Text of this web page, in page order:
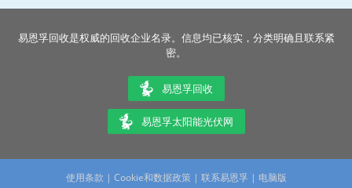
易恩孚回收是权威的回收企业名录。信息均已核实，分类明确且联系紧
密。
易恩孚回收
易恩孚太阳能光伏网
使用条款 | Cookie和数据政策| 联系易恩孚 | 电脑版